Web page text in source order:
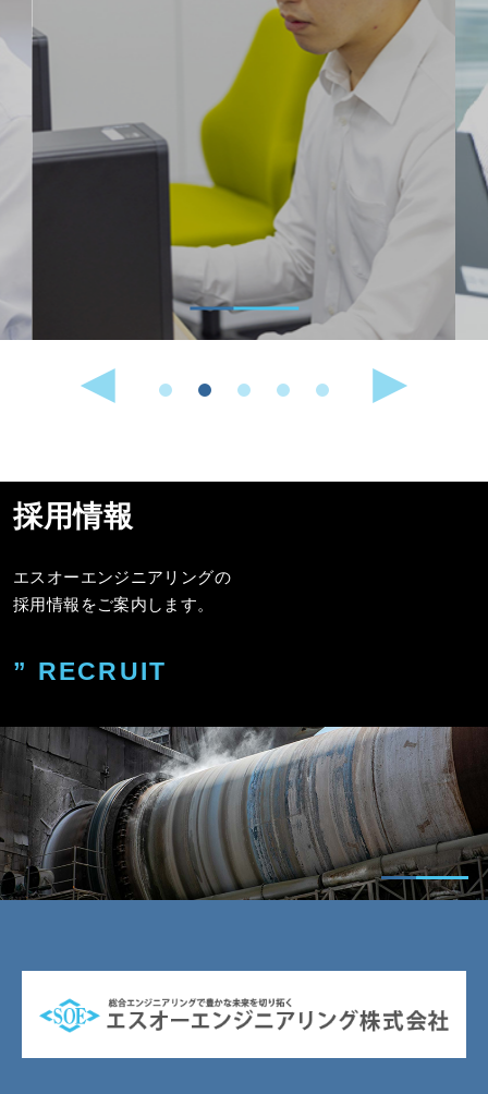
採用情報
エスオーエンジニアリングの
採用情報をご案内します。
” RECRUIT